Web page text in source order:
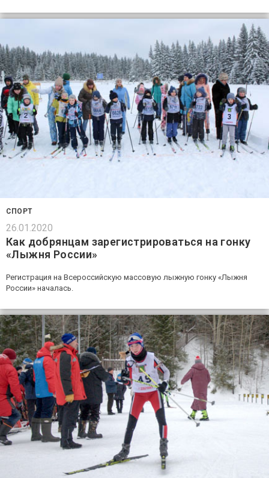
СПОРТ
26.01.2020
Как добрянцам зарегистрироваться на гонку
«Лыжня России»
Регистрация на Всероссийскую массовую лыжную гонку «Лыжня
России» началась.